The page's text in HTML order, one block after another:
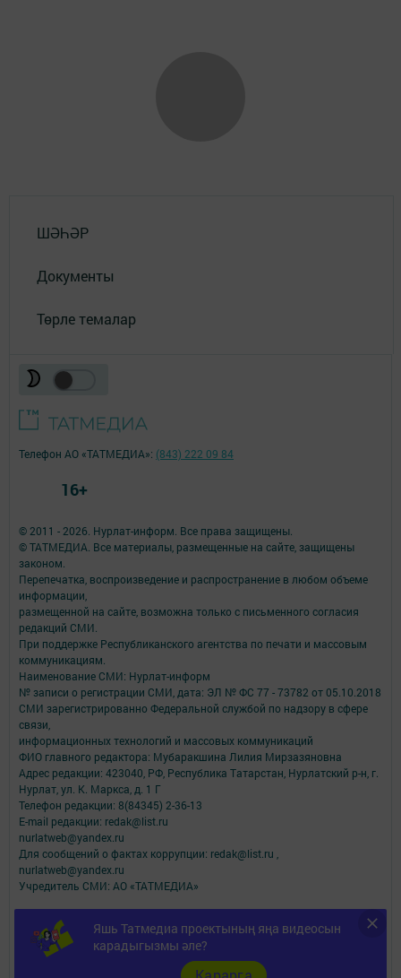
ШӘҺӘР
Документы
Төрле темалар
Яшь Татмедиа проектының яңа видеосын
карадыгызмы әле?
© 2011 - 2026. Нурлат-⁠информ. Все права защищены.
© ТАТМЕДИА. Все материалы, размещенные на сайте, защищены
законом.
Перепечатка, воспроизведение и распространение в любом объеме
информации,
размещенной на сайте, возможна только с письменного согласия
редакций СМИ.
При поддержке Республиканского агентства по печати и массовым
коммуникациям.
Наименование СМИ: Нурлат-⁠информ
№ записи о регистрации СМИ, дата: ЭЛ № ФС 77 -⁠ 73782 от 05.10.2018
СМИ зарегистрированно Федеральной службой по надзору в сфере
связи,
информационных технологий и массовых коммуникаций
ФИО главного редактора: Мубаракшина Лилия Мирзазяновна
Адрес редакции: 423040, РФ, Республика Татарстан, Нурлатский р-н, г.
Нурлат, ул. К. Маркса, д. 1 Г
Телефон редакции: 8(84345) 2-36-13
E-mail редакции: redak@list.ru
nurlatweb@yandex.ru
Для сообщений о фактах коррупции: redak@list.ru ,
nurlatweb@yandex.ru
Учредитель СМИ: АО «ТАТМЕДИА»
Антикоррупционная политика
АО «ТАТМЕДИА» использует «cookie»для персонализации сервисов и
удобства пользователей сайтом.
Использование «cookie» можно отменить в настройках браузера.
Телефон АО «ТАТМЕДИА»: (843) 222 09 84
16+